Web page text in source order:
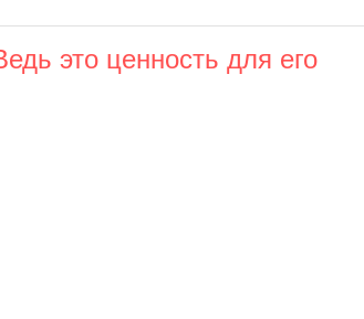
это ценность для его